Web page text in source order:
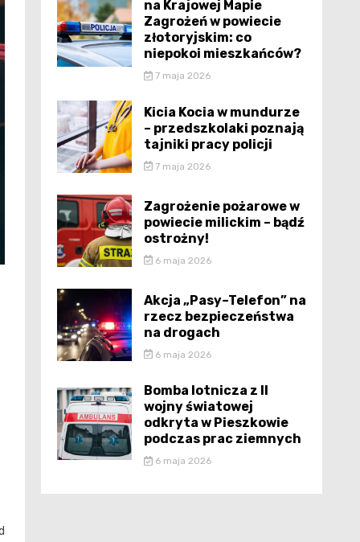
na Krajowej Mapie
Zagrożeń w powiecie
złotoryjskim: co
niepokoi mieszkańców?
7 maja 2026
Kicia Kocia w mundurze
– przedszkolaki poznają
tajniki pracy policji
7 maja 2026
Zagrożenie pożarowe w
powiecie milickim – bądź
ostrożny!
6 maja 2026
Akcja „Pasy–Telefon” na
rzecz bezpieczeństwa
na drogach
6 maja 2026
Bomba lotnicza z II
wojny światowej
odkryta w Pieszkowie
podczas prac ziemnych
6 maja 2026